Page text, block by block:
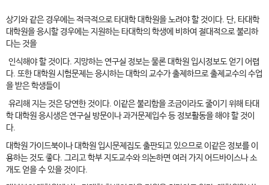
상기와 같은 경우에는 적극적으로 타대학 대학원을 노려야 할 것이다. 단, 타대학
대학원을 응시할 경우에는 지원하는 타대학의 학생에 비하여 절대적으로 불리하
다는 것을
인식해야 할 것이다. 지망하는 연구실 정보는 물론 대학원 입시정보도 얻기 어렵
다. 또한 대학원 시험문제는 응시하는 대학의 교수가 출제하므로 출제교수의 수업
을 받은 학생들이
유리해 지는 것은 당연한 것이다. 이같은 불리함을 조금이라도 줄이기 위해 타대
학 대학원 응시생은 연구실 방문이나 과거문제입수 등 정보활동을 해야 할 것이
다.
대학원 가이드북이나 대학원 입시문제집도 출판되고 있으므로 이같은 정보를 이
용하는 것도 좋다. 그리고 학부 지도교수와 의논하면 여러 가지 어드바이스나 소
개도 얻을 수 있을 것이다.